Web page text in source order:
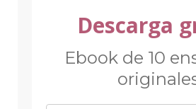
Descarga
Ebook de 10